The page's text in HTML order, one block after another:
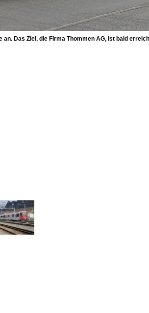
Das Ziel, die Firma Thommen AG, ist bald